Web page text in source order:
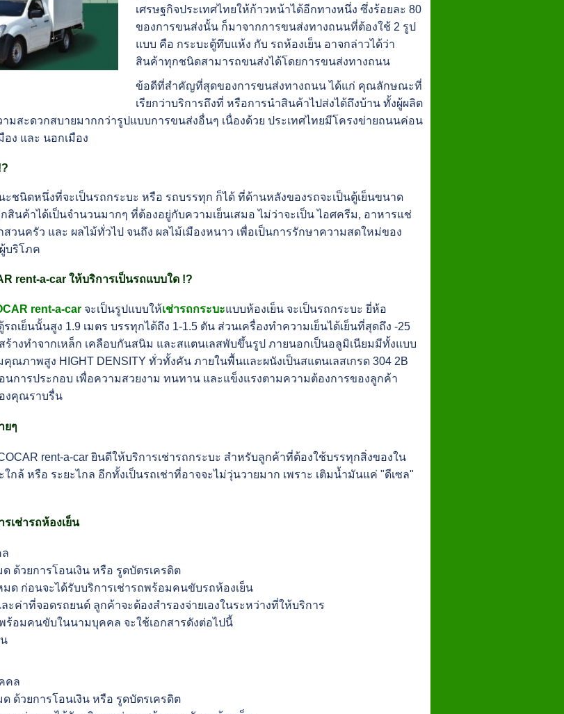
เศรษฐกิจประเทศไทยให้ก้าวหน้าได้อีกทางหนึ่ง ซึ่งร้อยละ 80
ของการขนส่งนั้น ก็มาจากการขนส่งทางถนนที่ต้องใช้ 2 รูป
แบบ คือ กระบะตู้ทึบแห้ง กับ รถห้องเย็น อาจกล่าวได้ว่า
สินค้าทุกชนิดสามารถขนส่งได้โดยการขนส่งทางถนน
ข้อดีที่สำคัญที่สุดของการขนส่งทางถนน ได้แก่ คุณลักษณะที่
เรียกว่าบริการถึงที่ หรือการนำสินค้าไปส่งได้ถึงบ้าน ทั้งผู้ผลิต
มสะดวกสบายมากกว่ารูปแบบการขนส่งอื่นๆ เนื่องด้วย ประเทศไทยมีโครงข่ายถนนค่อน
อง และ นอกเมือง
ะชนิดหนึ่งที่จะเป็นรถกระบะ หรือ รถบรรทุก ก็ได้ ที่ด้านหลังของรถจะเป็นตู้เย็นขนาด
สินค้าได้เป็นจำนวนมากๆ ที่ต้องอยู่กับความเย็นเสมอ ไม่ว่าจะเป็น ไอศครีม, อาหารแช่
สวนครัว และ ผลไม้ทั่วไป จนถึง ผลไม้เมืองหนาว เพื่อเป็นการรักษาความสดใหม่ของ
บริโภค
rent-a-car ให้บริการเป็นรถแบบใด !?
rent-a-car จะเป็นรูปแบบให้เช่ารถกระบะแบบห้องเย็น จะเป็นรถกระบะ ยี่ห้อ
รถเย็นนั้นสูง 1.9 เมตร บรรทุกได้ถึง 1-1.5 ตัน ส่วนเครื่องทำความเย็นได้เย็นที่สุดถึง -25
สร้างทำจากเหล็ก เคลือบกันสนิม และสแตนเลสพับขึ้นรูป ภายนอกเป็นอลูมิเนียมมีทั้งแบบ
ณภาพสูง HIGHT DENSITY ทั่วทั้งคัน ภายในพื้นและผนังเป็นสแตนเลสเกรด 304 2B
การประกอบ เพื่อความสวยงาม ทนทาน และแข็งแรงตามความต้องการของลูกค้า
งคุณราบรื่น
ยๆ
rent-a-car ยินดีให้บริการเช่ารถกระบะ สำหรับลูกค้าที่ต้องใช้บรรทุกสิ่งของใน
ใกล้ หรือ ระยะไกล อีกทั้งเป็นรถเช่าที่อาจจะไม่วุ่นวายมาก เพราะ เติมน้ำมันแค่ "ดีเซล"
รเช่ารถห้องเย็น
ด้วยการโอนเงิน หรือ รูดบัตรเครดิต
มด ก่อนจะได้รับบริการเช่ารถพร้อมคนขับรถห้องเย็น
ะค่าที่จอดรถยนต์ ลูกค้าจะต้องสำรองจ่ายเองในระหว่างที่ให้บริการ
ร้อมคนขับในนามบุคคล จะใช้เอกสารดังต่อไปนี้
คล
ด้วยการโอนเงิน หรือ รูดบัตรเครดิต